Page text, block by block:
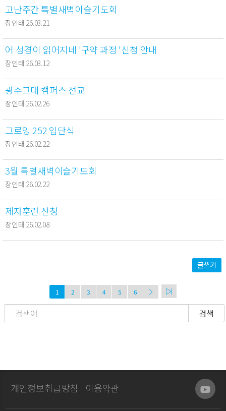
고난주간 특별새벽이슬기도회
장인태 26.03.21
어 성경이 읽어지네 '구약 과정 '신청 안내
장인태 26.03.12
광주교대 캠퍼스 선교
장인태 26.02.26
그로잉 252 입단식
장인태 26.02.22
3월 특별새벽이슬기도회
장인태 26.02.22
제자훈련 신청
장인태 26.02.08
글쓰기
1 2 3 4 5 6
검색
개인정보취급방침 이용약관